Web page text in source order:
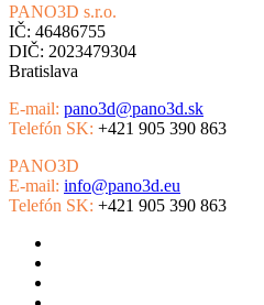
PANO3D s.r.o.
IČ: 46486755
DIČ: 2023479304
Bratislava
E-mail: pano3d@pano3d.sk
Telefón SK: +421 905 390 863
PANO3D
E-mail: info@pano3d.eu
Telefón SK: +421 905 390 863